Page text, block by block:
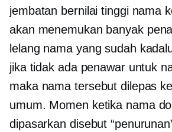
jembatan bernilai tingginama
akan menemukan banyak
lelang nama yang sudah
jika tidak ada penawar untuk
maka nama tersebut dilepas
umum. Momen ketika nama
dipasarkan disebut